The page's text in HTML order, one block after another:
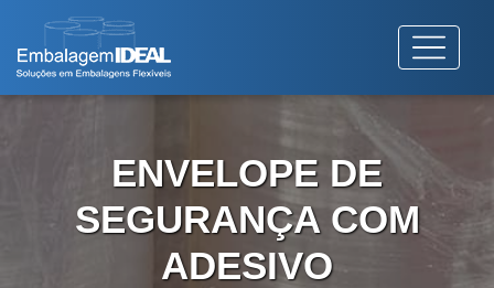
ENVELOPE DE
SEGURANÇA COM
ADESIVO